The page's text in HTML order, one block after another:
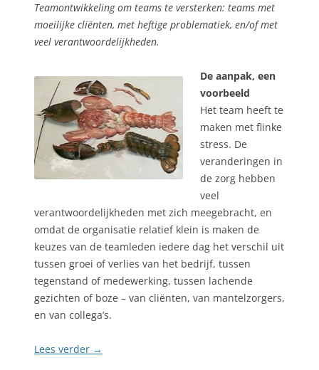
Teamontwikkeling om teams te versterken: teams met
moeilijke cliënten, met heftige problematiek, en/of met
veel verantwoordelijkheden.
De aanpak, een
voorbeeld
Het team heeft te
maken met flinke
stress. De
veranderingen in
de zorg hebben
veel
verantwoordelijkheden met zich meegebracht, en
omdat de organisatie relatief klein is maken de
keuzes van de teamleden iedere dag het verschil uit
tussen groei of verlies van het bedrijf, tussen
tegenstand of medewerking, tussen lachende
gezichten of boze – van cliënten, van mantelzorgers,
en van collega’s.
Lees verder →